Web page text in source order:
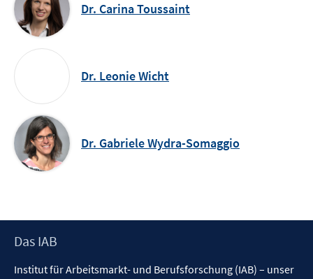
Dr. Carina Toussaint
Dr. Leonie Wicht
Dr. Gabriele Wydra-Somaggio
Footer
Das IAB
Institut für Arbeitsmarkt- und Berufsforschung (IAB) – unser